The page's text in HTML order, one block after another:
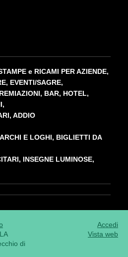
e RICAMI PER AZIENDE,
EVENTI/SAGRE,
BAR, HOTEL,
ADDIO
E LOGHI, BIGLIETTI DA
INSEGNE LUMINOSE,
di
Accedi
Vista web